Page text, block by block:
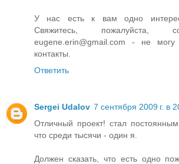
У нас есть к вам одно
Свяжитесь,
eugene.erin@gmail.com - не
контакты.
Ответить
Sergei Udalov 7 сентября 2009 г. в
Отличный проект! стал
что среди тысячи - один я.
Должен сказать, что есть одно